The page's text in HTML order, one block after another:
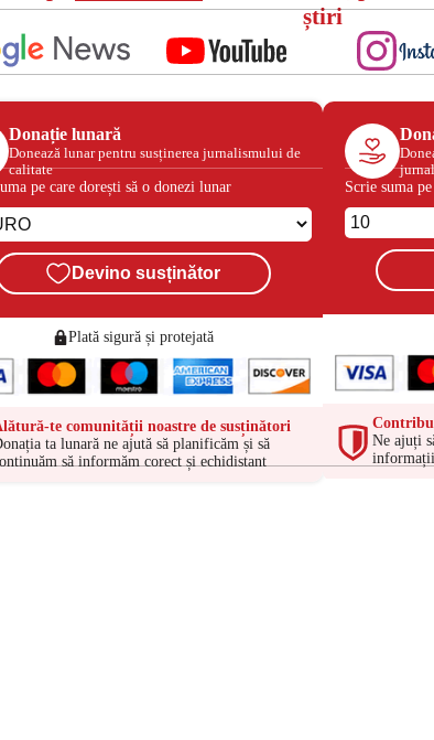
știri
Donație lunară
Donează lunar pentru susținerea jurnalismului de
calitate
pe care dorești să o donezi lunar
Devino susținător
Plată sigură și protejată
te comunității noastre de susținători
ta lunară ne ajută să planificăm și să
să informăm corect și echidistant
Scrie suma
Ne ajuți